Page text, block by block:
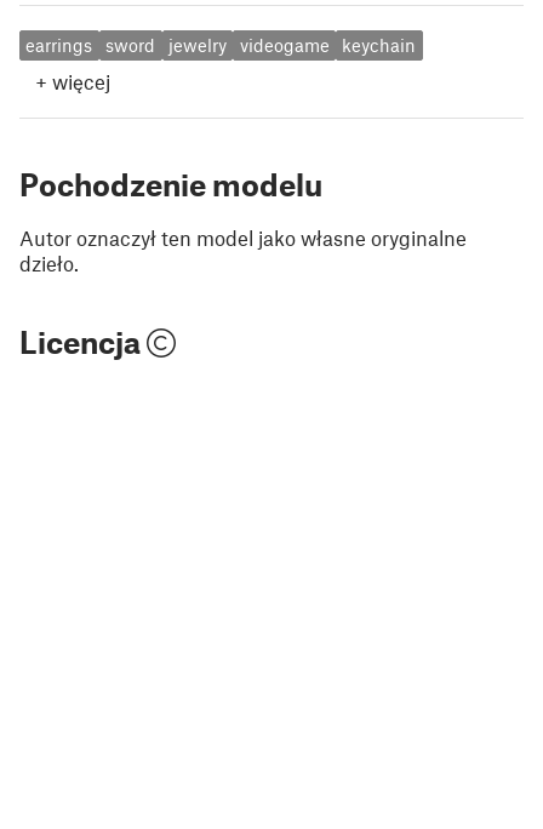
earrings sword jewelry videogame keychain
+ więcej
Pochodzenie modelu
Autor oznaczył ten model jako własne oryginalne
dzieło.
Licencja